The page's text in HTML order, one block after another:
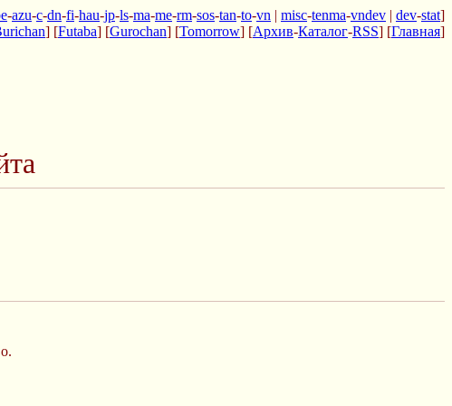
-azu-c-dn-fi-hau-jp-ls-ma-me-rm-sos-tan-to-vn | misc-tenma-vndev | dev-stat]
] [Futaba] [Gurochan] [Tomorrow] [Архив-Каталог-RSS] [Главная]